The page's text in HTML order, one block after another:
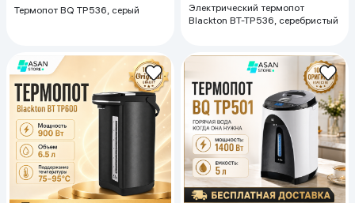
Термопот BQ TP536, серый
Электрический термопот
Blackton BT-TP536, серебристый